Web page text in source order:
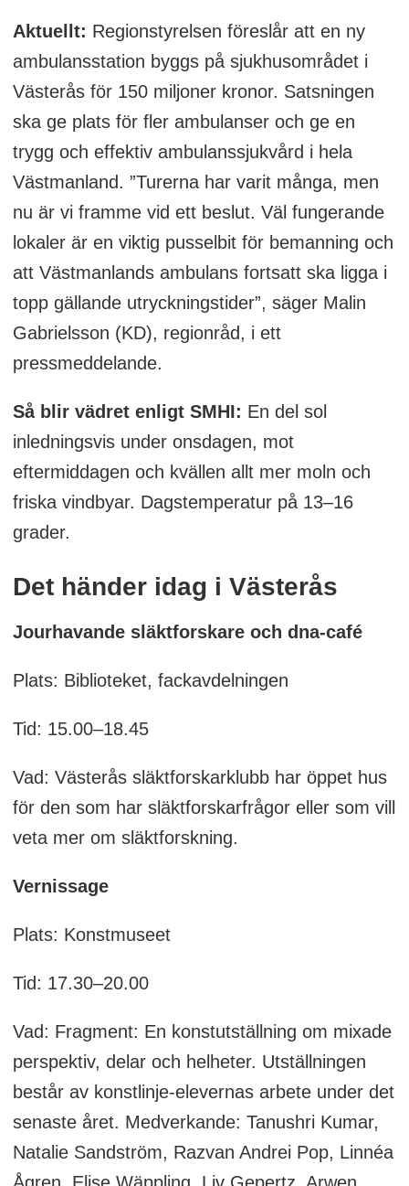
Aktuellt: Regionstyrelsen föreslår att en ny
ambulansstation byggs på sjukhusområdet i
Västerås för 150 miljoner kronor. Satsningen
ska ge plats för fler ambulanser och ge en
trygg och effektiv ambulanssjukvård i hela
Västmanland. ”Turerna har varit många, men
nu är vi framme vid ett beslut. Väl fungerande
lokaler är en viktig pusselbit för bemanning och
att Västmanlands ambulans fortsatt ska ligga i
topp gällande utryckningstider”, säger Malin
Gabrielsson (KD), regionråd, i ett
pressmeddelande.
Så blir vädret enligt SMHI: En del sol
inledningsvis under onsdagen, mot
eftermiddagen och kvällen allt mer moln och
friska vindbyar. Dagstemperatur på 13–16
grader.
Det händer idag i Västerås
Jourhavande släktforskare och dna-café
Plats: Biblioteket, fackavdelningen
Tid: 15.00–18.45
Vad: Västerås släktforskarklubb har öppet hus
för den som har släktforskarfrågor eller som vill
veta mer om släktforskning.
Vernissage
Plats: Konstmuseet
Tid: 17.30–20.00
Vad: Fragment: En konstutställning om mixade
perspektiv, delar och helheter. Utställningen
består av konstlinje-elevernas arbete under det
senaste året. Medverkande: Tanushri Kumar,
Natalie Sandström, Razvan Andrei Pop, Linnéa
Ågren, Elise Wäppling, Liv Gepertz, Arwen